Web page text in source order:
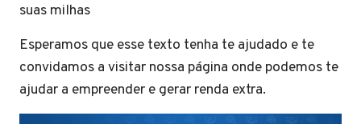
suas milhas
Esperamos que esse texto tenha te ajudado e te
convidamos a visitar nossa página onde podemos te
ajudar a empreender e gerar renda extra.